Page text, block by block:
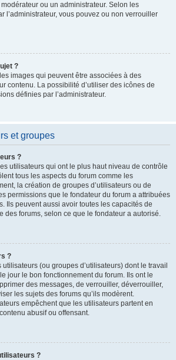
ou un administrateur. Selon les
l’administrateur, vous pouvez ou non verrouiller
?
images qui peuvent être associées à des
contenu. La possibilité d’utiliser des icônes de
définies par l’administrateur.
et groupes
?
utilisateurs qui ont le plus haut niveau de contrôle
tous les aspects du forum comme les
la création de groupes d’utilisateurs ou de
permissions que le fondateur du forum a attribuées
Ils peuvent aussi avoir toutes les capacités de
des forums, selon ce que le fondateur a autorisé.
?
(ou groupes d’utilisateurs) dont le travail
jour le bon fonctionnement du forum. Ils ont le
des messages, de verrouiller, déverrouiller,
les sujets des forums qu’ils modèrent.
empêchent que les utilisateurs partent en
abusif ou offensant.
?